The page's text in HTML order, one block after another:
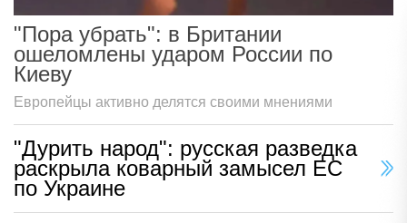
"Пора убрать": в Британии
ошеломлены ударом России по
Киеву
Европейцы активно делятся своими мнениями
"Дурить народ": русская разведка
раскрыла коварный замысел ЕС
по Украине